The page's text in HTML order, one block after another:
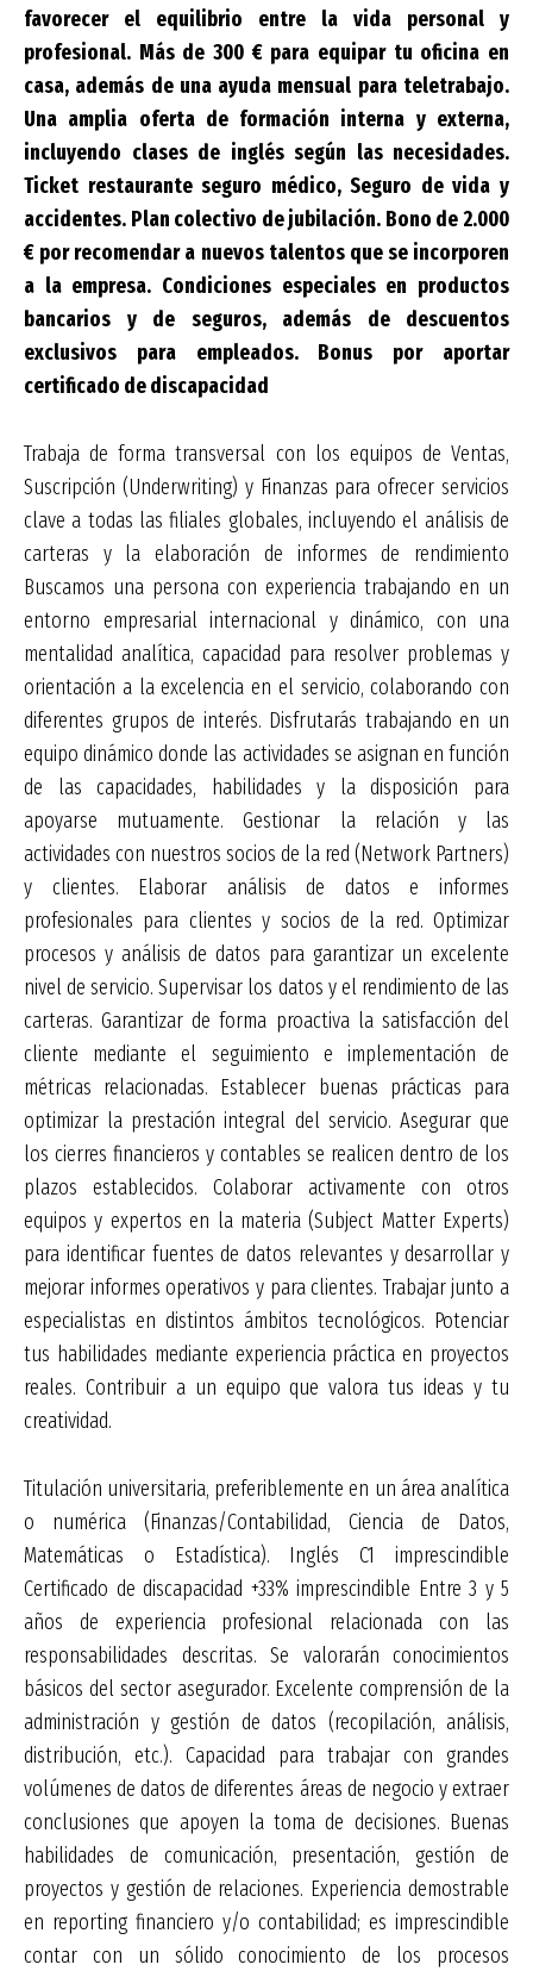
favorecer el equilibrio entre la vida personal y
profesional. Más de 300 € para equipar tu oficina en
casa, además de una ayuda mensual para teletrabajo.
Una amplia oferta de formación interna y externa,
incluyendo clases de inglés según las necesidades.
Ticket restaurante seguro médico, Seguro de vida y
accidentes. Plan colectivo de jubilación. Bono de 2.000
€ por recomendar a nuevos talentos que se incorporen
a la empresa. Condiciones especiales en productos
bancarios y de seguros, además de descuentos
exclusivos para empleados. Bonus por aportar
certificado de discapacidad
Trabaja de forma transversal con los equipos de Ventas,
Suscripción (Underwriting) y Finanzas para ofrecer servicios
clave a todas las filiales globales, incluyendo el análisis de
carteras y la elaboración de informes de rendimiento
Buscamos una persona con experiencia trabajando en un
entorno empresarial internacional y dinámico, con una
mentalidad analítica, capacidad para resolver problemas y
orientación a la excelencia en el servicio, colaborando con
diferentes grupos de interés. Disfrutarás trabajando en un
equipo dinámico donde las actividades se asignan en función
de las capacidades, habilidades y la disposición para
apoyarse mutuamente. Gestionar la relación y las
actividades con nuestros socios de la red (Network Partners)
y clientes. Elaborar análisis de datos e informes
profesionales para clientes y socios de la red. Optimizar
procesos y análisis de datos para garantizar un excelente
nivel de servicio. Supervisar los datos y el rendimiento de las
carteras. Garantizar de forma proactiva la satisfacción del
cliente mediante el seguimiento e implementación de
métricas relacionadas. Establecer buenas prácticas para
optimizar la prestación integral del servicio. Asegurar que
los cierres financieros y contables se realicen dentro de los
plazos establecidos. Colaborar activamente con otros
equipos y expertos en la materia (Subject Matter Experts)
para identificar fuentes de datos relevantes y desarrollar y
mejorar informes operativos y para clientes. Trabajar junto a
especialistas en distintos ámbitos tecnológicos. Potenciar
tus habilidades mediante experiencia práctica en proyectos
reales. Contribuir a un equipo que valora tus ideas y tu
creatividad.
Titulación universitaria, preferiblemente en un área analítica
o numérica (Finanzas/Contabilidad, Ciencia de Datos,
Matemáticas o Estadística). Inglés C1 imprescindible
Certificado de discapacidad +33% imprescindible Entre 3 y 5
años de experiencia profesional relacionada con las
responsabilidades descritas. Se valorarán conocimientos
básicos del sector asegurador. Excelente comprensión de la
administración y gestión de datos (recopilación, análisis,
distribución, etc.). Capacidad para trabajar con grandes
volúmenes de datos de diferentes áreas de negocio y extraer
conclusiones que apoyen la toma de decisiones. Buenas
habilidades de comunicación, presentación, gestión de
proyectos y gestión de relaciones. Experiencia demostrable
en reporting financiero y/o contabilidad; es imprescindible
contar con un sólido conocimiento de los procesos